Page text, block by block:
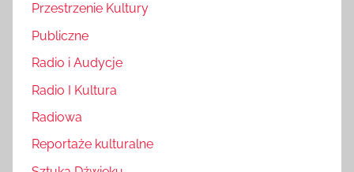
Przestrzenie Kultury
Publiczne
Radio i Audycje
Radio I Kultura
Radiowa
Reportaże kulturalne